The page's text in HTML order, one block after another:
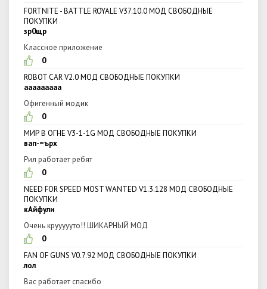
FORTNITE - BATTLE ROYALE V37.10.0 МОД СВОБОДНЫЕ
ПОКУПКИ
зр0щр
Классное приложение
0
ROBOT CAR V2.0 МОД СВОБОДНЫЕ ПОКУПКИ
ааааааааа
Офигенный модик
0
МИР В ОГНЕ V3-1-1G МОД СВОБОДНЫЕ ПОКУПКИ
вап-=ърх
Рил работает ребят
0
NEED FOR SPEED MOST WANTED V1.3.128 МОД СВОБОДНЫЕ
ПОКУПКИ
кАйфули
Очень круууууто!! ШИКАРНЫЙ МОД
0
FAN OF GUNS V0.7.92 МОД СВОБОДНЫЕ ПОКУПКИ
лол
Вас работает спасибо